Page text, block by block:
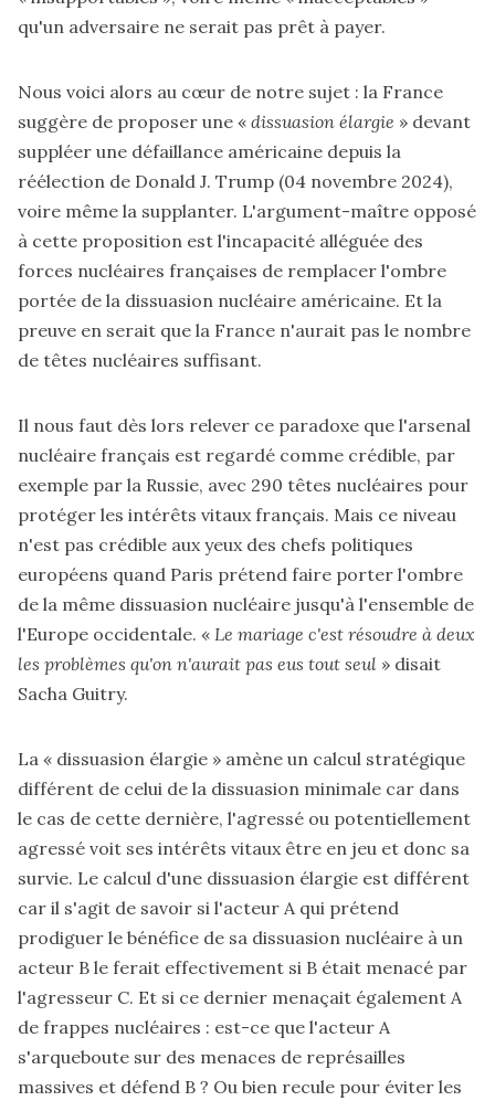
qu'un adversaire ne serait pas prêt à payer.
Nous voici alors au cœur de notre sujet : la France
suggère de proposer une « dissuasion élargie » devant
suppléer une défaillance américaine depuis la
réélection de Donald J. Trump (04 novembre 2024),
voire même la supplanter. L'argument-maître opposé
à cette proposition est l'incapacité alléguée des
forces nucléaires françaises de remplacer l'ombre
portée de la dissuasion nucléaire américaine. Et la
preuve en serait que la France n'aurait pas le nombre
de têtes nucléaires suffisant.
Il nous faut dès lors relever ce paradoxe que l'arsenal
nucléaire français est regardé comme crédible, par
exemple par la Russie, avec 290 têtes nucléaires pour
protéger les intérêts vitaux français. Mais ce niveau
n'est pas crédible aux yeux des chefs politiques
européens quand Paris prétend faire porter l'ombre
de la même dissuasion nucléaire jusqu'à l'ensemble de
l'Europe occidentale. « Le mariage c'est résoudre à deux
les problèmes qu'on n'aurait pas eus tout seul » disait
Sacha Guitry.
La « dissuasion élargie » amène un calcul stratégique
différent de celui de la dissuasion minimale car dans
le cas de cette dernière, l'agressé ou potentiellement
agressé voit ses intérêts vitaux être en jeu et donc sa
survie. Le calcul d'une dissuasion élargie est différent
car il s'agit de savoir si l'acteur A qui prétend
prodiguer le bénéfice de sa dissuasion nucléaire à un
acteur B le ferait effectivement si B était menacé par
l'agresseur C. Et si ce dernier menaçait également A
de frappes nucléaires : est-ce que l'acteur A
s'arqueboute sur des menaces de représailles
massives et défend B ? Ou bien recule pour éviter les